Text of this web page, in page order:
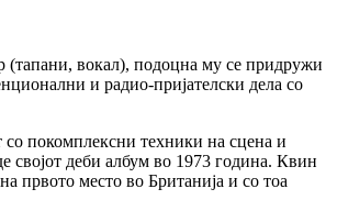
(тапани, вокал), подоцна му се придружи
и радио-пријателски дела со
покомплексни техники на сцена и
својот деби албум во 1973 година. Квин
првото место во Британија и со тоа